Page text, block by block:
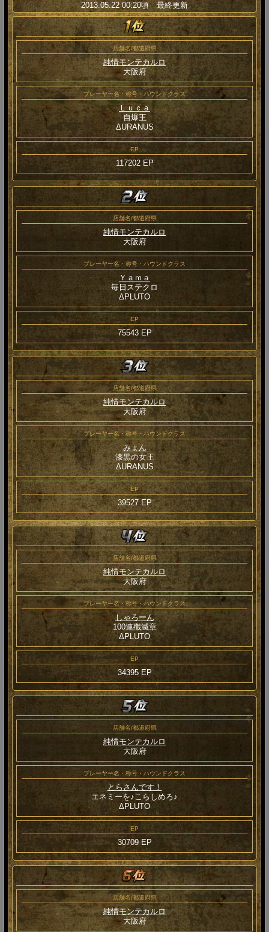
2013.05.22 00:20頃 最終更新
店舗名/都道府県
純情モンテカルロ
大阪府
プレーヤー名・称号・ハウンドクラス
Ｌｕｃａ
自爆王
ΔURANUS
EP
117202 EP
店舗名/都道府県
純情モンテカルロ
大阪府
プレーヤー名・称号・ハウンドクラス
Ｙａｍａ
毎日ステクロ
ΔPLUTO
EP
75543 EP
店舗名/都道府県
純情モンテカルロ
大阪府
プレーヤー名・称号・ハウンドクラス
みょん
漆黒の女王
ΔURANUS
EP
39527 EP
店舗名/都道府県
純情モンテカルロ
大阪府
プレーヤー名・称号・ハウンドクラス
しゃろーん
100連殲滅章
ΔPLUTO
EP
34395 EP
店舗名/都道府県
純情モンテカルロ
大阪府
プレーヤー名・称号・ハウンドクラス
とらさんです！
エネミーを♪こらしめろ♪
ΔPLUTO
EP
30709 EP
店舗名/都道府県
純情モンテカルロ
大阪府